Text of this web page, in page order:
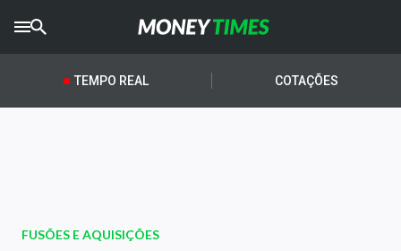
CRYPTOTIMES
AGROTIMES
Newsletters
TEMPO REAL COTAÇÕES
FUSÕES E AQUISIÇÕES